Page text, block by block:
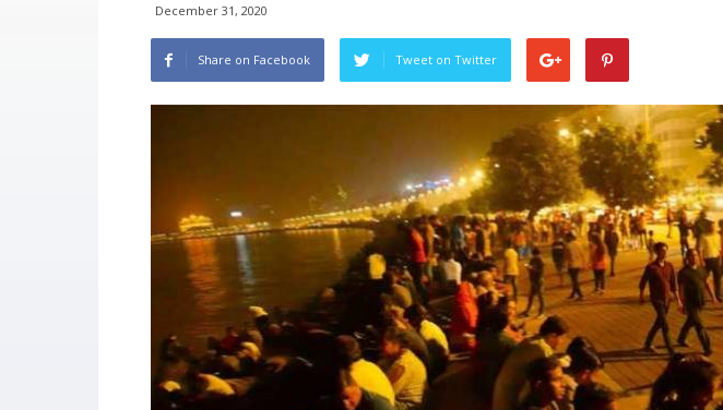
December 31, 2020
Share on Facebook Tweet on Twitter